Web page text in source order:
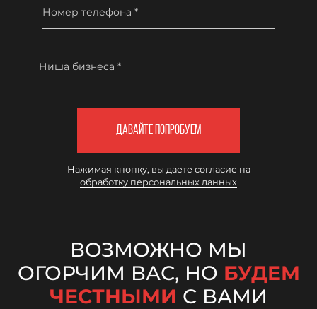
Номер телефона *
Ниша бизнеса *
ДАВАЙТЕ ПОПРОБУЕМ
Нажимая кнопку, вы даете согласие на
обработку персональных данных
ВОЗМОЖНО МЫ
ОГОРЧИМ ВАС, НО БУДЕМ
ЧЕСТНЫМИ С ВАМИ